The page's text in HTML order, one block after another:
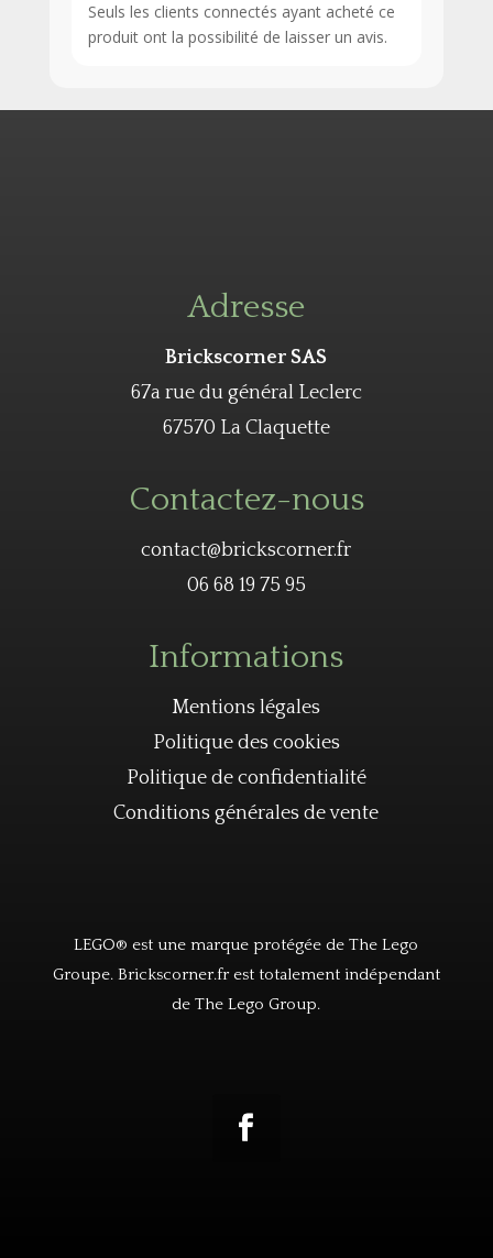
Seuls les clients connectés ayant acheté ce
produit ont la possibilité de laisser un avis.
Adresse
Brickscorner SAS
67a rue du général Leclerc
67570 La Claquette
Contactez-nous
contact@brickscorner.fr
06 68 19 75 95
Informations
Mentions légales
Politique des cookies
Politique de confidentialité
Conditions générales de vente
LEGO® est une marque protégée de The Lego
Groupe. Brickscorner.fr est totalement indépendant
de The Lego Group.